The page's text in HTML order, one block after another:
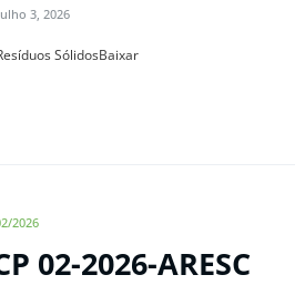
3, 2026
SólidosBaixar
2026
02-2026-ARESC